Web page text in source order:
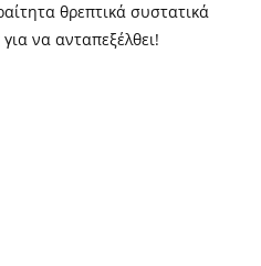
θρεπτικά συστατικά
να ανταπεξέλθει!